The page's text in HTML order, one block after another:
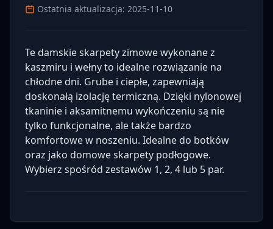
Ostatnia aktualizacja: 2025-11-10
Te damskie skarpety zimowe wykonane z
kaszmiru i wełny to idealne rozwiązanie na
chłodne dni. Grube i ciepłe, zapewniają
doskonałą izolację termiczną. Dzięki nylonowej
tkaninie i aksamitnemu wykończeniu są nie
tylko funkcjonalne, ale także bardzo
komfortowe w noszeniu. Idealne do botków
oraz jako domowe skarpety podłogowe.
Wybierz spośród zestawów 1, 2, 4 lub 5 par.